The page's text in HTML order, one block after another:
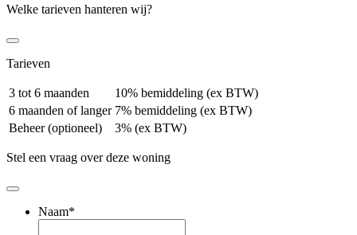
Welke tarieven hanteren wij?
Tarieven
3 tot 6 maanden
10% bemiddeling (ex BTW)
6 maanden of langer 7% bemiddeling (ex BTW)
Beheer (optioneel)
3% (ex BTW)
Stel een vraag over deze woning
Naam*